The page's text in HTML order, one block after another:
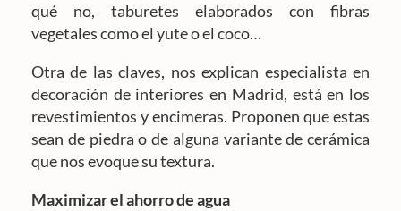
qué no, taburetes elaborados con fibras
vegetales como el yute o el coco…
Otra de las claves, nos explican especialista en
decoración de interiores en Madrid, está en los
revestimientos y encimeras. Proponen que estas
sean de piedra o de alguna variante de cerámica
que nos evoque su textura.
Maximizar el ahorro de agua